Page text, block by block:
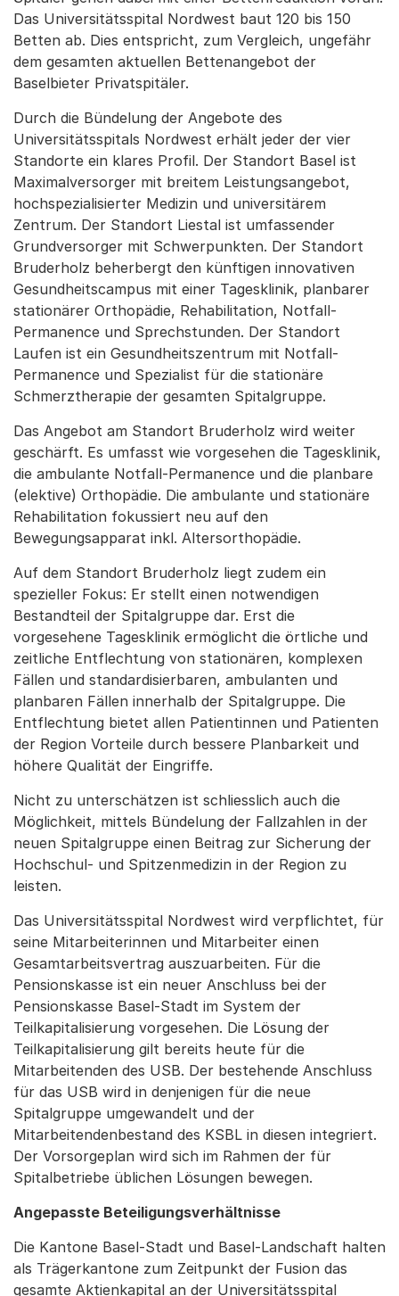
Das Universitätsspital Nordwest baut 120 bis 150
Betten ab. Dies entspricht, zum Vergleich, ungefähr
dem gesamten aktuellen Bettenangebot der
Baselbieter Privatspitäler.
Durch die Bündelung der Angebote des
Universitätsspitals Nordwest erhält jeder der vier
Standorte ein klares Profil. Der Standort Basel ist
Maximalversorger mit breitem Leistungsangebot,
hochspezialisierter Medizin und universitärem
Zentrum. Der Standort Liestal ist umfassender
Grundversorger mit Schwerpunkten. Der Standort
Bruderholz beherbergt den künftigen innovativen
Gesundheitscampus mit einer Tagesklinik, planbarer
stationärer Orthopädie, Rehabilitation, Notfall-
Permanence und Sprechstunden. Der Standort
Laufen ist ein Gesundheitszentrum mit Notfall-
Permanence und Spezialist für die stationäre
Schmerztherapie der gesamten Spitalgruppe.
Das Angebot am Standort Bruderholz wird weiter
geschärft. Es umfasst wie vorgesehen die Tagesklinik,
die ambulante Notfall-Permanence und die planbare
(elektive) Orthopädie. Die ambulante und stationäre
Rehabilitation fokussiert neu auf den
Bewegungsapparat inkl. Altersorthopädie.
Auf dem Standort Bruderholz liegt zudem ein
spezieller Fokus: Er stellt einen notwendigen
Bestandteil der Spitalgruppe dar. Erst die
vorgesehene Tagesklinik ermöglicht die örtliche und
zeitliche Entflechtung von stationären, komplexen
Fällen und standardisierbaren, ambulanten und
planbaren Fällen innerhalb der Spitalgruppe. Die
Entflechtung bietet allen Patientinnen und Patienten
der Region Vorteile durch bessere Planbarkeit und
höhere Qualität der Eingriffe.
Nicht zu unterschätzen ist schliesslich auch die
Möglichkeit, mittels Bündelung der Fallzahlen in der
neuen Spitalgruppe einen Beitrag zur Sicherung der
Hochschul- und Spitzenmedizin in der Region zu
leisten.
Das Universitätsspital Nordwest wird verpflichtet, für
seine Mitarbeiterinnen und Mitarbeiter einen
Gesamtarbeitsvertrag auszuarbeiten. Für die
Pensionskasse ist ein neuer Anschluss bei der
Pensionskasse Basel-Stadt im System der
Teilkapitalisierung vorgesehen. Die Lösung der
Teilkapitalisierung gilt bereits heute für die
Mitarbeitenden des USB. Der bestehende Anschluss
für das USB wird in denjenigen für die neue
Spitalgruppe umgewandelt und der
Mitarbeitendenbestand des KSBL in diesen integriert.
Der Vorsorgeplan wird sich im Rahmen der für
Spitalbetriebe üblichen Lösungen bewegen.
Angepasste Beteiligungsverhältnisse
Die Kantone Basel-Stadt und Basel-Landschaft halten
als Trägerkantone zum Zeitpunkt der Fusion das
gesamte Aktienkapital an der Universitätsspital